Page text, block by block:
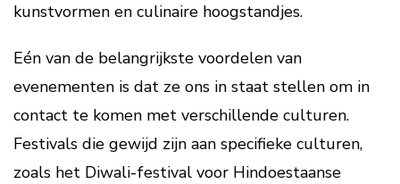
kunstvormen en culinaire hoogstandjes.
Eén van de belangrijkste voordelen van
evenementen is dat ze ons in staat stellen om in
contact te komen met verschillende culturen.
Festivals die gewijd zijn aan specifieke culturen,
zoals het Diwali-festival voor Hindoestaanse